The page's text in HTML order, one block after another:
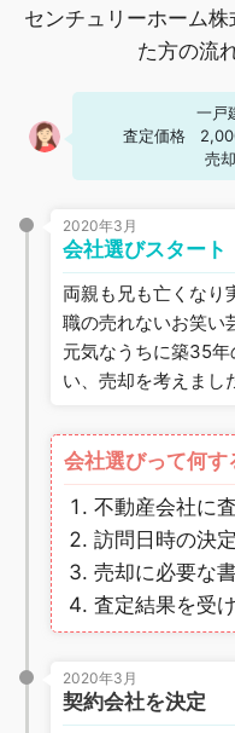
センチュリーホーム
た方の流
一戸
査定価格
売
2020年3月
会社選びスタート
両親も兄も亡くなり
職の売れないお笑い
元気なうちに築35
い、売却を考えまし
会社選びって何す
不動産会社に
訪問日時の決定
売却に必要な
査定結果を受
2020年3月
契約会社を決定